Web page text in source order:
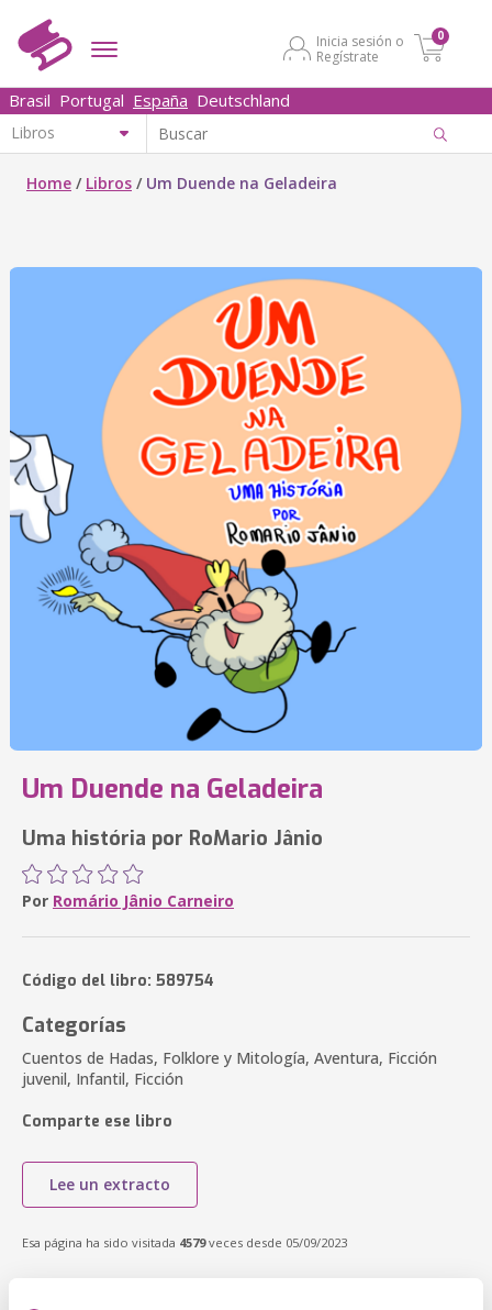
Inicia sesión o
Regístrate
0
Brasil Portugal España Deutschland
Home / Libros / Um Duende na Geladeira
Um Duende na Geladeira
Uma história por RoMario Jânio
Por Romário Jânio Carneiro
Código del libro: 589754
Categorías
Cuentos de Hadas, Folklore y Mitología, Aventura, Ficción
juvenil, Infantil, Ficción
Comparte ese libro
Lee un extracto
Esa página ha sido visitada 4579veces desde 05/09/2023